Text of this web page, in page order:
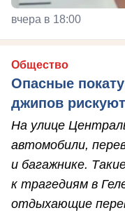
вчера в 18:00
Общество
Опасные
джипов
На улице
автомобили,
и багажнике.
к трагедиям в
отдыхающие